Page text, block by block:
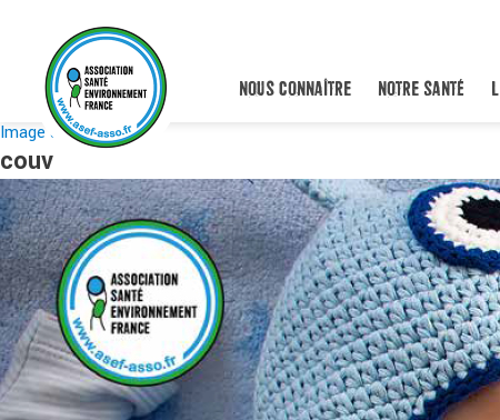
NOUS CONNAÎTRE NOTRE SANTÉ
Image suivante
couv